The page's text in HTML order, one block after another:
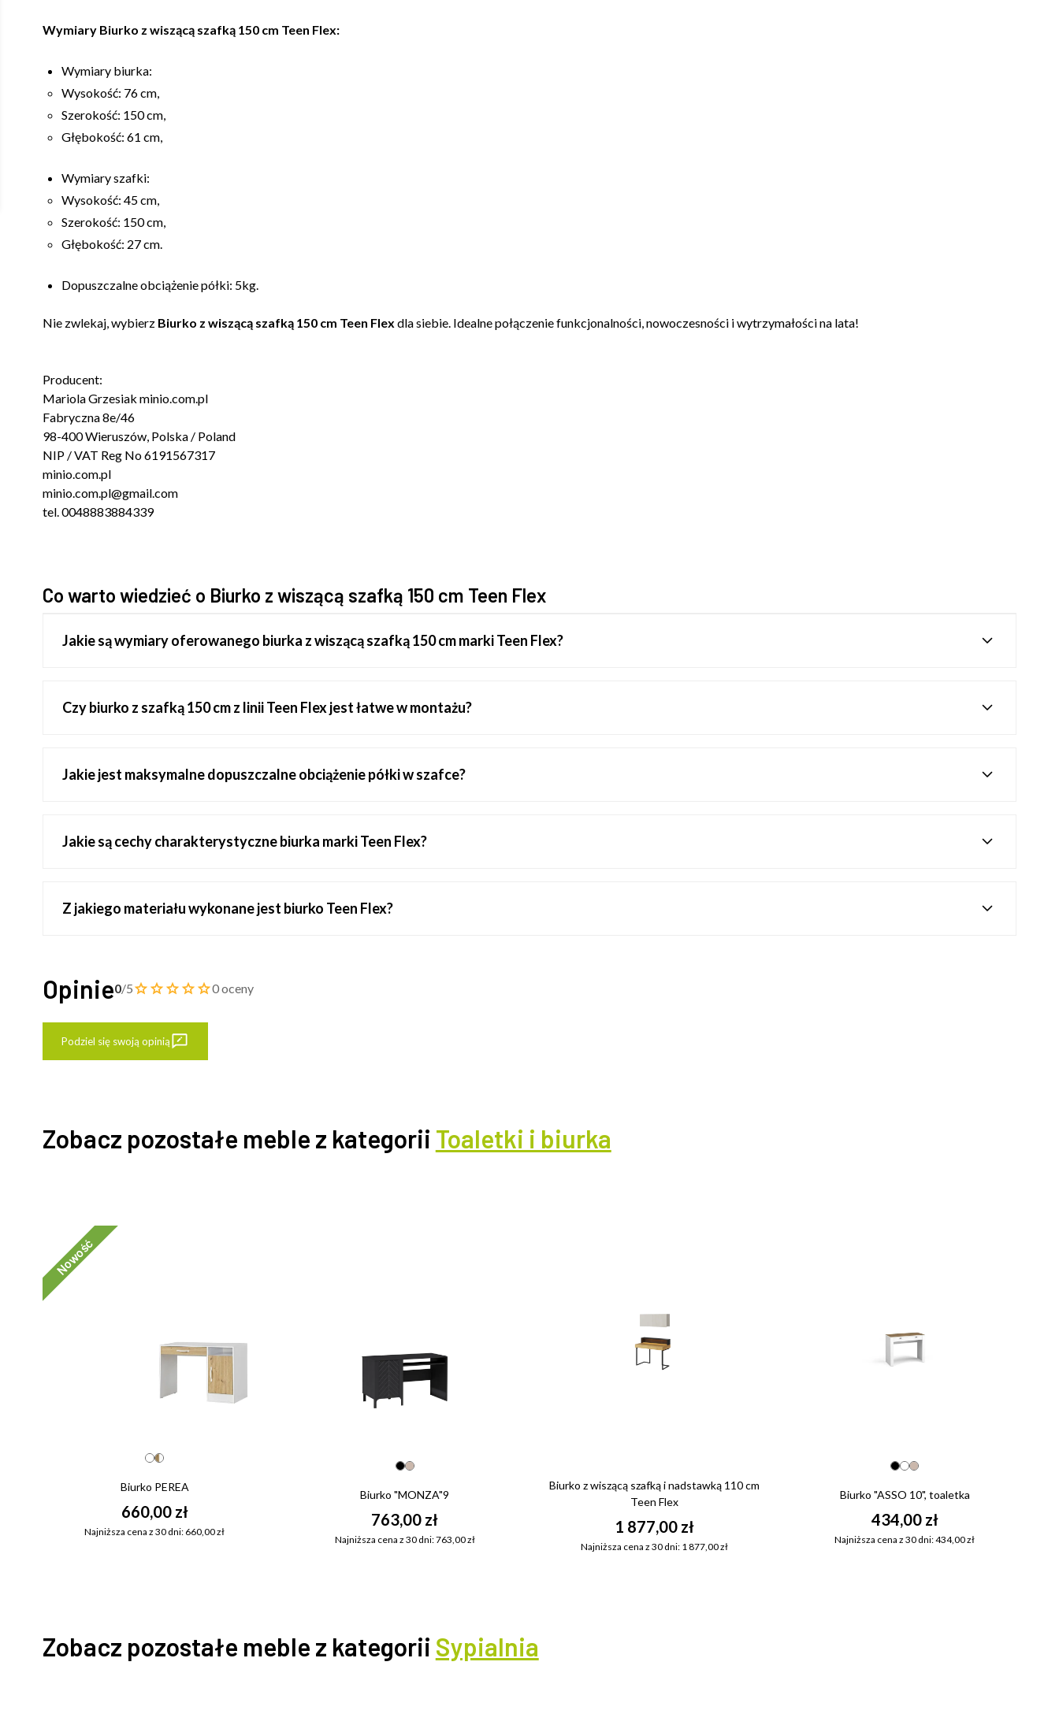
Wymiary Biurko z wiszącą szafką 150 cm Teen Flex:
Wymiary biurka:
Wysokość: 76 cm,
Szerokość: 150 cm,
Głębokość: 61 cm,
Wymiary szafki:
Wysokość: 45 cm,
Szerokość: 150 cm,
Głębokość: 27 cm.
Dopuszczalne obciążenie półki: 5kg.
Nie zwlekaj, wybierz Biurko z wiszącą szafką 150 cm Teen Flex dla siebie. Idealne połączenie funkcjonalności, nowoczesności i wytrzymałości na lata!
Producent:
Mariola Grzesiak minio.com.pl
Fabryczna 8e/46
98-400 Wieruszów, Polska / Poland
NIP / VAT Reg No 6191567317
minio.com.pl
minio.com.pl@gmail.com
tel. 0048883884339
Co warto wiedzieć o Biurko z wiszącą szafką 150 cm Teen Flex
Jakie są wymiary oferowanego biurka z wiszącą szafką 150 cm marki Teen Flex?
Czy biurko z szafką 150 cm z linii Teen Flex jest łatwe w montażu?
Jakie jest maksymalne dopuszczalne obciążenie półki w szafce?
Jakie są cechy charakterystyczne biurka marki Teen Flex?
Z jakiego materiału wykonane jest biurko Teen Flex?
Opinie0/5 0 oceny
Podziel się swoją opinią
Zobacz pozostałe meble z kategorii Toaletki i biurka
Nowość
Biurko PEREA
660,00 zł
Najniższa cena z 30 dni: 660,00 zł
Biurko "MONZA"9
763,00 zł
Najniższa cena z 30 dni: 763,00 zł
Biurko z wiszącą szafką i nadstawką 110 cm
Teen Flex
1 877,00 zł
Najniższa cena z 30 dni: 1 877,00 zł
Biurko "ASSO 10", toaletka
434,00 zł
Najniższa cena z 30 dni: 434,00 zł
Zobacz pozostałe meble z kategorii Sypialnia